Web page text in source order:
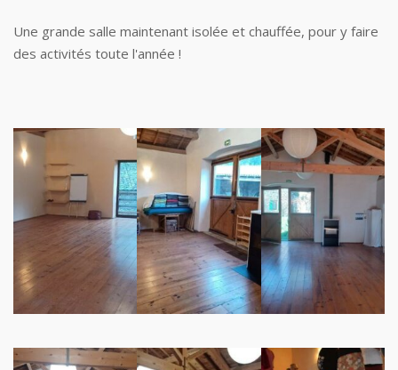
Une grande salle maintenant isolée et chauffée, pour y faire
des activités toute l'année !